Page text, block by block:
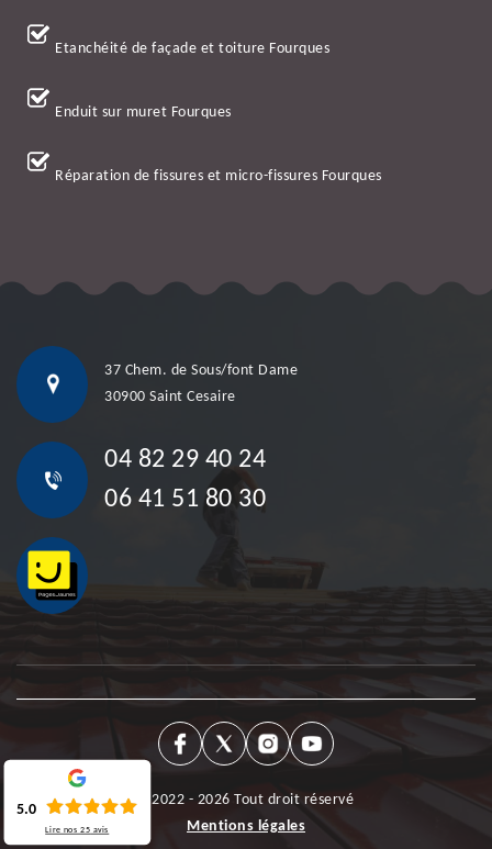
Etanchéité de façade et toiture Fourques
Enduit sur muret Fourques
Réparation de fissures et micro-fissures Fourques
37 Chem. de Sous/font Dame
30900 Saint Cesaire
04 82 29 40 24
06 41 51 80 30
©2022 - 2026 Tout droit réservé
Mentions légales
5.0
Lire nos25 avis